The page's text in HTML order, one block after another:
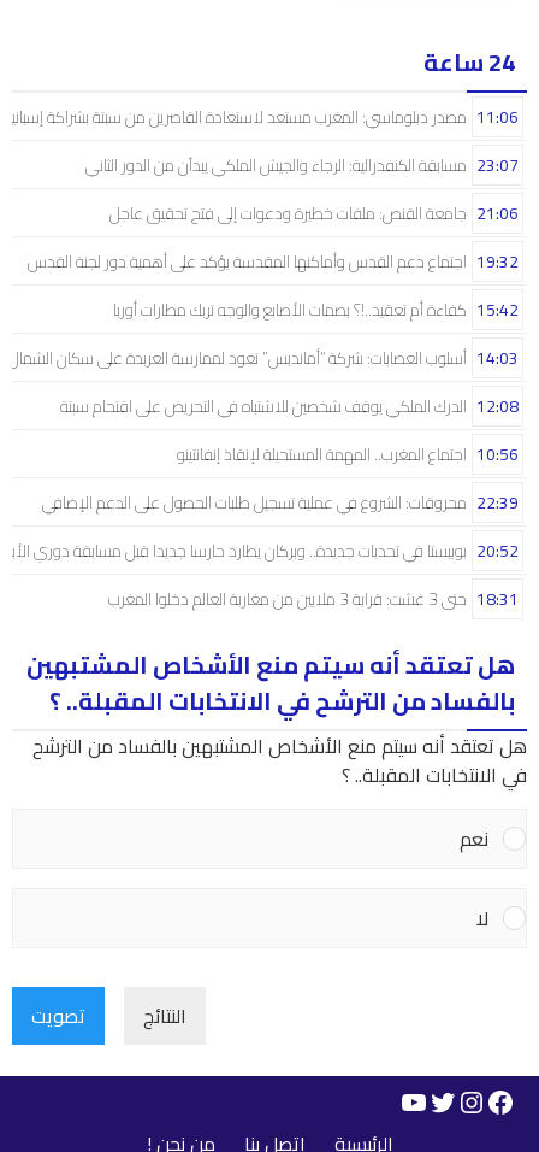
24 ساعة
مصدر دبلوماسي: المغرب مستعد لاستعادة القاصرين من سبتة بشراكة إسبانية 11:06
مسابقة الكنفدرالية: الرجاء والجيش الملكي يبدآن من الدور الثاني 23:07
جامعة القنص: ملفات خطيرة ودعوات إلى فتح تحقيق عاجل 21:06
اجتماع دعم القدس وأماكنها المقدسة يؤكد على أهمية دور لجنة القدس 19:32
كفاءة أم تعقيد..!؟ بصمات الأصابع والوجه تربك مطارات أوربا 15:42
أسلوب العصابات: شركة “أمانديس” تعود لممارسة العربدة على سكان 14:03
الدرك الملكي يوقف شخصين للاشتباه في التحريض على اقتحام سبتة 12:08
اجتماع المغرب.. المهمة المستحيلة لإنقاذ إنفانتينو 10:56
محروقات: الشروع في عملية تسجيل طلبات الحصول على الدعم الإضافي 22:39
بوبيستا في تحديات جديدة.. وبركان يطارد حارسا جديدا قبل مسابقة دوري 20:52
حتى 3 غشت: قرابة 3 ملايين من مغاربة العالم دخلوا المغرب 18:31
هل تعتقد أنه سيتم منع الأشخاص المشتبهين
بالفساد من الترشح في الانتخابات المقبلة.. ؟
هل تعتقد أنه سيتم منع الأشخاص المشتبهين بالفساد من الترشح
في الانتخابات المقبلة.. ؟
نعم
لا
النتائج تصويت
Facebook
Instagram
Twitter
YouTube
الرئيسية اتصل بنا من نحن !